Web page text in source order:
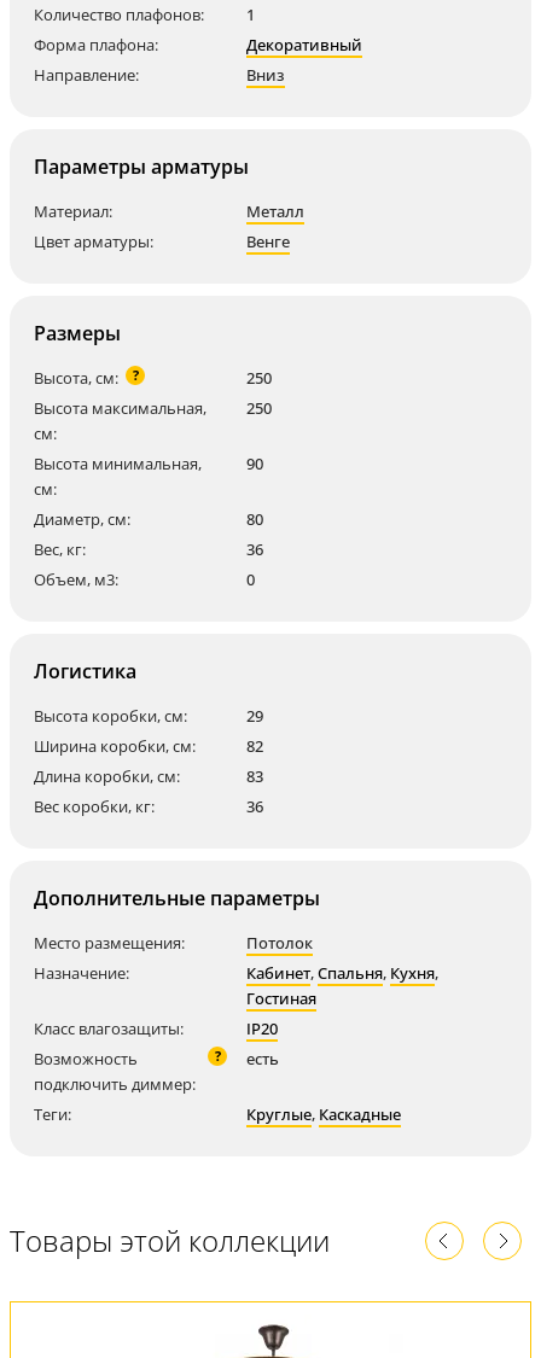
Количество плафонов:
1
Форма плафона:
Декоративный
Направление:
Вниз
Параметры арматуры
Материал:
Металл
Цвет арматуры:
Венге
Размеры
Высота, см: ?
250
Высота максимальная,
см:
250
Высота минимальная,
см:
90
Диаметр, см:
80
Вес, кг:
36
Объем, м3:
0
Логистика
Высота коробки, см:
29
Ширина коробки, см:
82
Длина коробки, см:
83
Вес коробки, кг:
36
Дополнительные параметры
Место размещения:
Потолок
Назначение:
Кабинет,Спальня, Кухня,
Гостиная
Класс влагозащиты:
IP20
Возможность
подключить диммер:
? есть
Теги: Круглые, Каскадные
Товары этой коллекции